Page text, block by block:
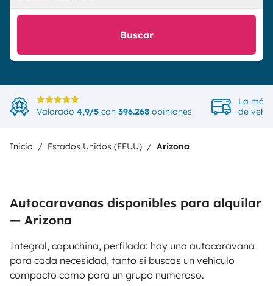
Buscar
Valorado 4,9/5 con 396.268 opiniones
La más
de
Inicio Estados Unidos (EEUU) Arizona
Autocaravanas disponibles para alquilar
— Arizona
Integral, capuchina, perfilada: hay una autocaravana
para cada necesidad, tanto si buscas un vehículo
compacto como para un grupo numeroso.